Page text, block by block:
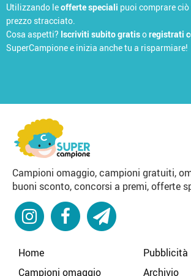
Utilizzando leofferte speciali puoi comprare
prezzo stracciato.
Cosa aspetti? Iscriviti subito gratisoregistrati
SuperCampione e inizia anche tu a risparmiare!
Campioni omaggio, campioni gratuiti,
buoni sconto, concorsi a premi, offerte
Home
Campioni omaggio
Pubblicità
Archivio